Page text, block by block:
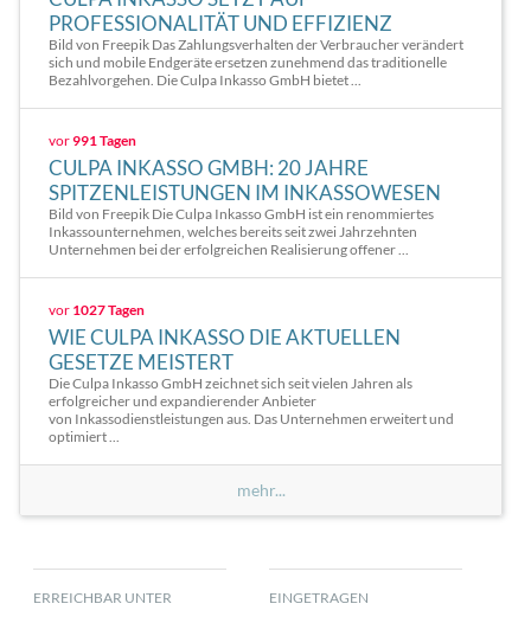
PROFESSIONALITÄT UND EFFIZIENZ
Bild von Freepik Das Zahlungsverhalten der Verbraucher verändert
sich und mobile Endgeräte ersetzen zunehmend das traditionelle
Bezahlvorgehen. Die Culpa Inkasso GmbH bietet ...
vor991 Tagen
CULPA INKASSO GMBH: 20 JAHRE
SPITZENLEISTUNGEN IM INKASSOWESEN
Bild von Freepik Die Culpa Inkasso GmbH ist ein renommiertes
Inkassounternehmen, welches bereits seit zwei Jahrzehnten
Unternehmen bei der erfolgreichen Realisierung offener ...
vor 1027 Tagen
WIE CULPA INKASSO DIE AKTUELLEN
GESETZE MEISTERT
Die Culpa Inkasso GmbH zeichnet sich seit vielen Jahren als
erfolgreicher und expandierender Anbieter
von Inkassodienstleistungen aus. Das Unternehmen erweitert und
optimiert ...
mehr...
ERREICHBAR UNTER EINGETRAGEN